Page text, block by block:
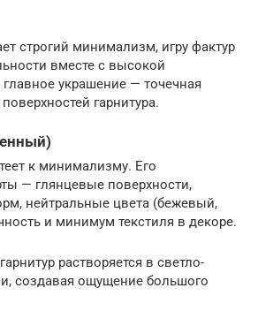
строгий минимализм, игру фактур
вместе с высокой
украшение — точечная
гарнитура.
к минимализму. Его
— глянцевые поверхности,
нейтральные цвета (бежевый,
и минимум текстиля в декоре.
растворяется в светло-
создавая ощущение большого